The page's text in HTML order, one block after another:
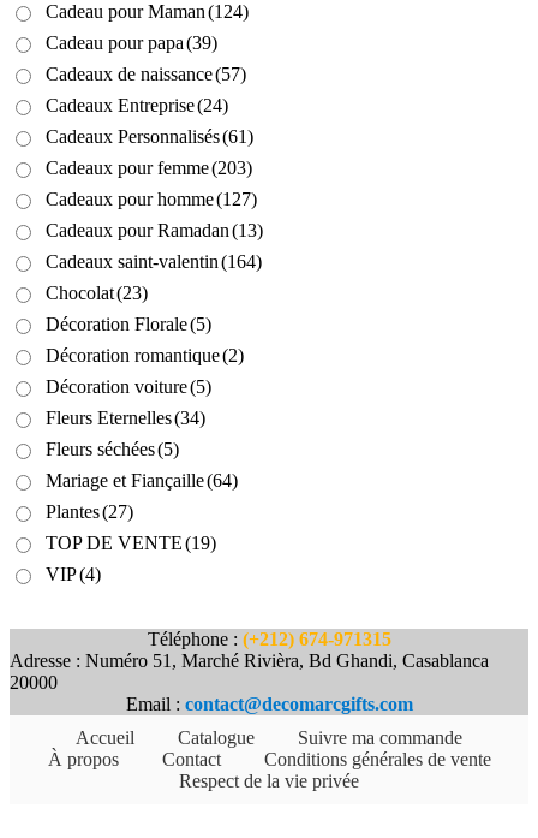
Cadeau pour Maman(124)
Cadeau pour papa(39)
Cadeaux de naissance(57)
Cadeaux Entreprise(24)
Cadeaux Personnalisés(61)
Cadeaux pour femme(203)
Cadeaux pour homme(127)
Cadeaux pour Ramadan(13)
Cadeaux saint-valentin(164)
Chocolat(23)
Décoration Florale(5)
Décoration romantique(2)
Décoration voiture(5)
Fleurs Eternelles(34)
Fleurs séchées(5)
Mariage et Fiançaille(64)
Plantes(27)
TOP DE VENTE(19)
VIP(4)
Téléphone : (+212) 674-971315
Adresse : Numéro 51, Marché Rivièra, Bd Ghandi, Casablanca
20000
Email : contact@decomarcgifts.com
Accueil
Catalogue
Suivre ma commande
À propos
Contact
Conditions générales de vente
Respect de la vie privée